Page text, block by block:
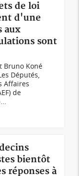
de loi
d'une
aux
sont
Bruno Koné
Députés,
Affaires
de
bientôt
réponses à